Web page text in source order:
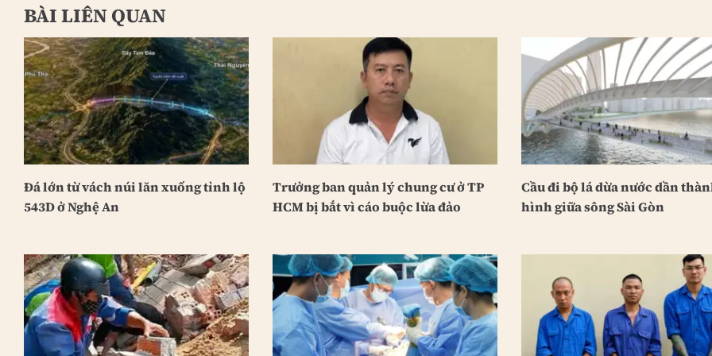
BÀI LIÊN QUAN
Đá lớn từ vách núi lăn xuống tỉnh lộ
543D ở Nghệ An
Trưởng ban quản lý chung cư ở TP
HCM bị bắt vì cáo buộc lừa đảo
Cầu đi bộ lá dừa nước dần
hình giữa sông Sài Gòn